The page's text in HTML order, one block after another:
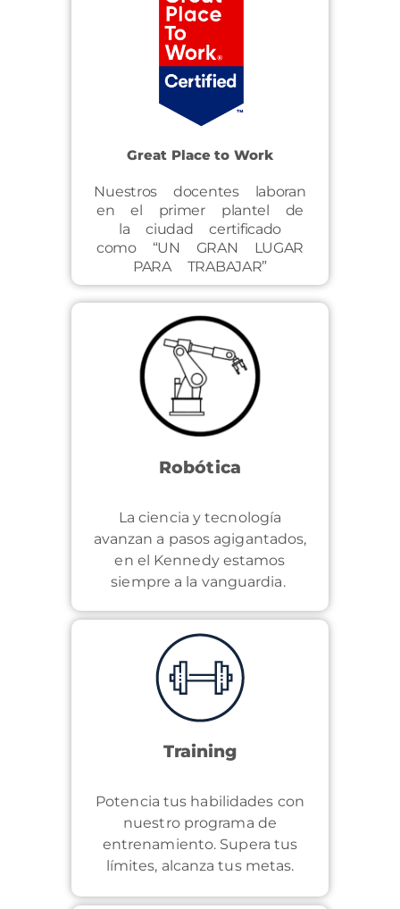
Great Place to Work
Nuestros docentes laboran
en el primer plantel de
la ciudad certificado
como “UN GRAN LUGAR
PARA TRABAJAR”
Robótica
La ciencia y tecnología
avanzan a pasos agigantados,
en el Kennedy estamos
siempre a la vanguardia.
Training
Potencia tus habilidades con
nuestro programa de
entrenamiento. Supera tus
límites, alcanza tus metas.